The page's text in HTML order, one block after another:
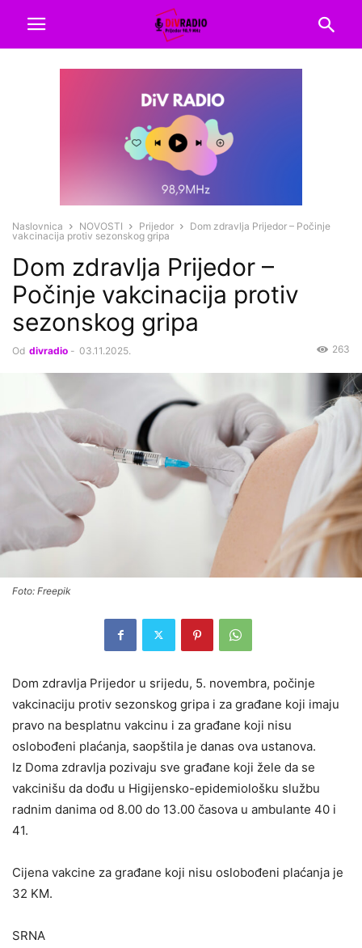
Naslovnica NOVOSTI Prijedor
Dom zdravlja Prijedor – Počinje
vakcinacija protiv sezonskog gripa
Dom zdravlja Prijedor –
Počinje vakcinacija protiv
sezonskog gripa
Od divradio - 03.11.2025. 263
Foto: Freepik
Dom zdravlja Prijedor u srijedu, 5. novembra, počinje
vakcinaciju protiv sezonskog gripa i za građane koji imaju
pravo na besplatnu vakcinu i za građane koji nisu
oslobođeni plaćanja, saopštila je danas ova ustanova.
Iz Doma zdravlja pozivaju sve građane koji žele da se
vakcinišu da dođu u Higijensko-epidemiološku službu
radnim danima od 8.00 do 13.00 časova u ambulante 40 i
41.
Cijena vakcine za građane koji nisu oslobođeni plaćanja je
32 KM.
SRNA